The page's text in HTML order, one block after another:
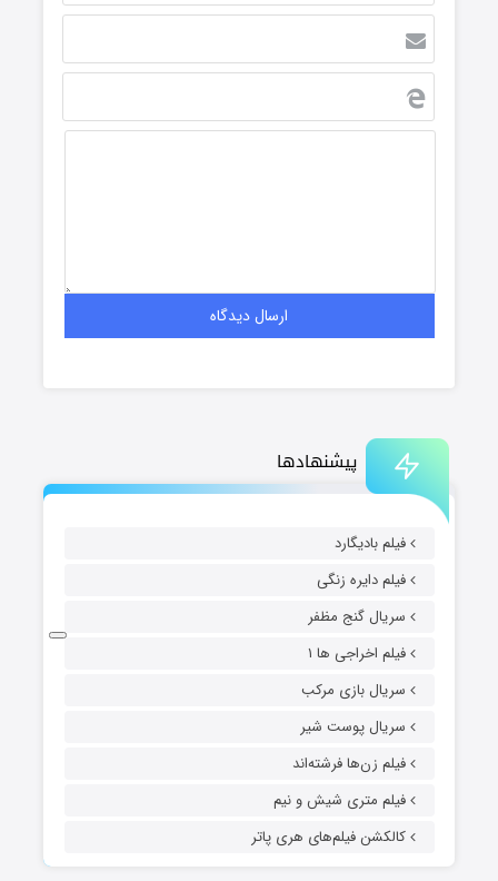
پیشنهادها
فیلم بادیگارد
فیلم دایره زنگی
سریال گنج مظفر
فیلم اخراجی ها ۱
سریال بازی مرکب
سریال پوست شیر
فیلم زن‌ها فرشته‌اند
فیلم متری شیش و نیم
کالکشن فیلم‌های هری پاتر